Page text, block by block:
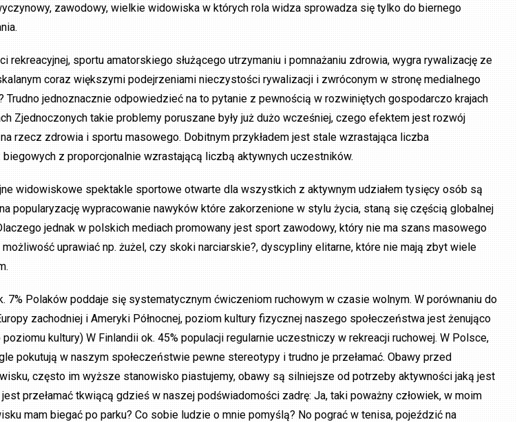
zawodowy, wielkie widowiska w których rola widza sprowadza się tylko do biernego
rekreacyjnej, sportu amatorskiego służącego utrzymaniu i pomnażaniu zdrowia, wygra rywalizację ze
coraz większymi podejrzeniami nieczystości rywalizacji i zwróconym w stronę medialnego
Trudno jednoznacznie odpowiedzieć na to pytanie z pewnością w rozwiniętych gospodarczo krajach
Zjednoczonych takie problemy poruszane były już dużo wcześniej, czego efektem jest rozwój
rzecz zdrowia i sportu masowego. Dobitnym przykładem jest stale wzrastająca liczba
z proporcjonalnie wzrastającą liczbą aktywnych uczestników.
widowiskowe spektakle sportowe otwarte dla wszystkich z aktywnym udziałem tysięcy osób są
popularyzację wypracowanie nawyków które zakorzenione w stylu życia, staną się częścią globalnej
jednak w polskich mediach promowany jest sport zawodowy, który nie ma szans masowego
uprawiać np. żużel, czy skoki narciarskie?, dyscypliny elitarne, które nie mają zbyt wiele
7% Polaków poddaje się systematycznym ćwiczeniom ruchowym w czasie wolnym. W porównaniu do
zachodniej i Ameryki Północnej, poziom kultury fizycznej naszego społeczeństwa jest żenująco
kultury) W Finlandii ok. 45% populacji regularnie uczestniczy w rekreacji ruchowej. W Polsce,
pokutują w naszym społeczeństwie pewne stereotypy i trudno je przełamać. Obawy przed
często im wyższe stanowisko piastujemy, obawy są silniejsze od potrzeby aktywności jaką jest
jest przełamać tkwiącą gdzieś w naszej podświadomości zadrę: Ja, taki poważny człowiek, w moim
mam biegać po parku? Co sobie ludzie o mnie pomyślą? No pograć w tenisa, pojeździć na